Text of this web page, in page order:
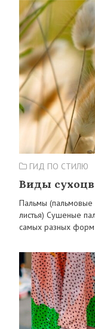
ГИД ПО СТИЛЮ
Виды
Пальмы (пальмовые
листья) Сушеные
самых разных